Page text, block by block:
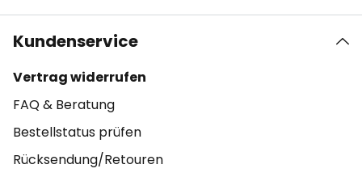
Kundenservice
Vertrag widerrufen
FAQ & Beratung
Bestellstatus prüfen
Rücksendung/Retouren